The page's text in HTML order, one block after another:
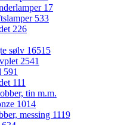
17
533
226
sølv 16515
2541
591
111
tin m.m.
1014
messing 1119